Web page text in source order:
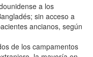
a los
sin acceso a
ancianos, según
de los campamentos